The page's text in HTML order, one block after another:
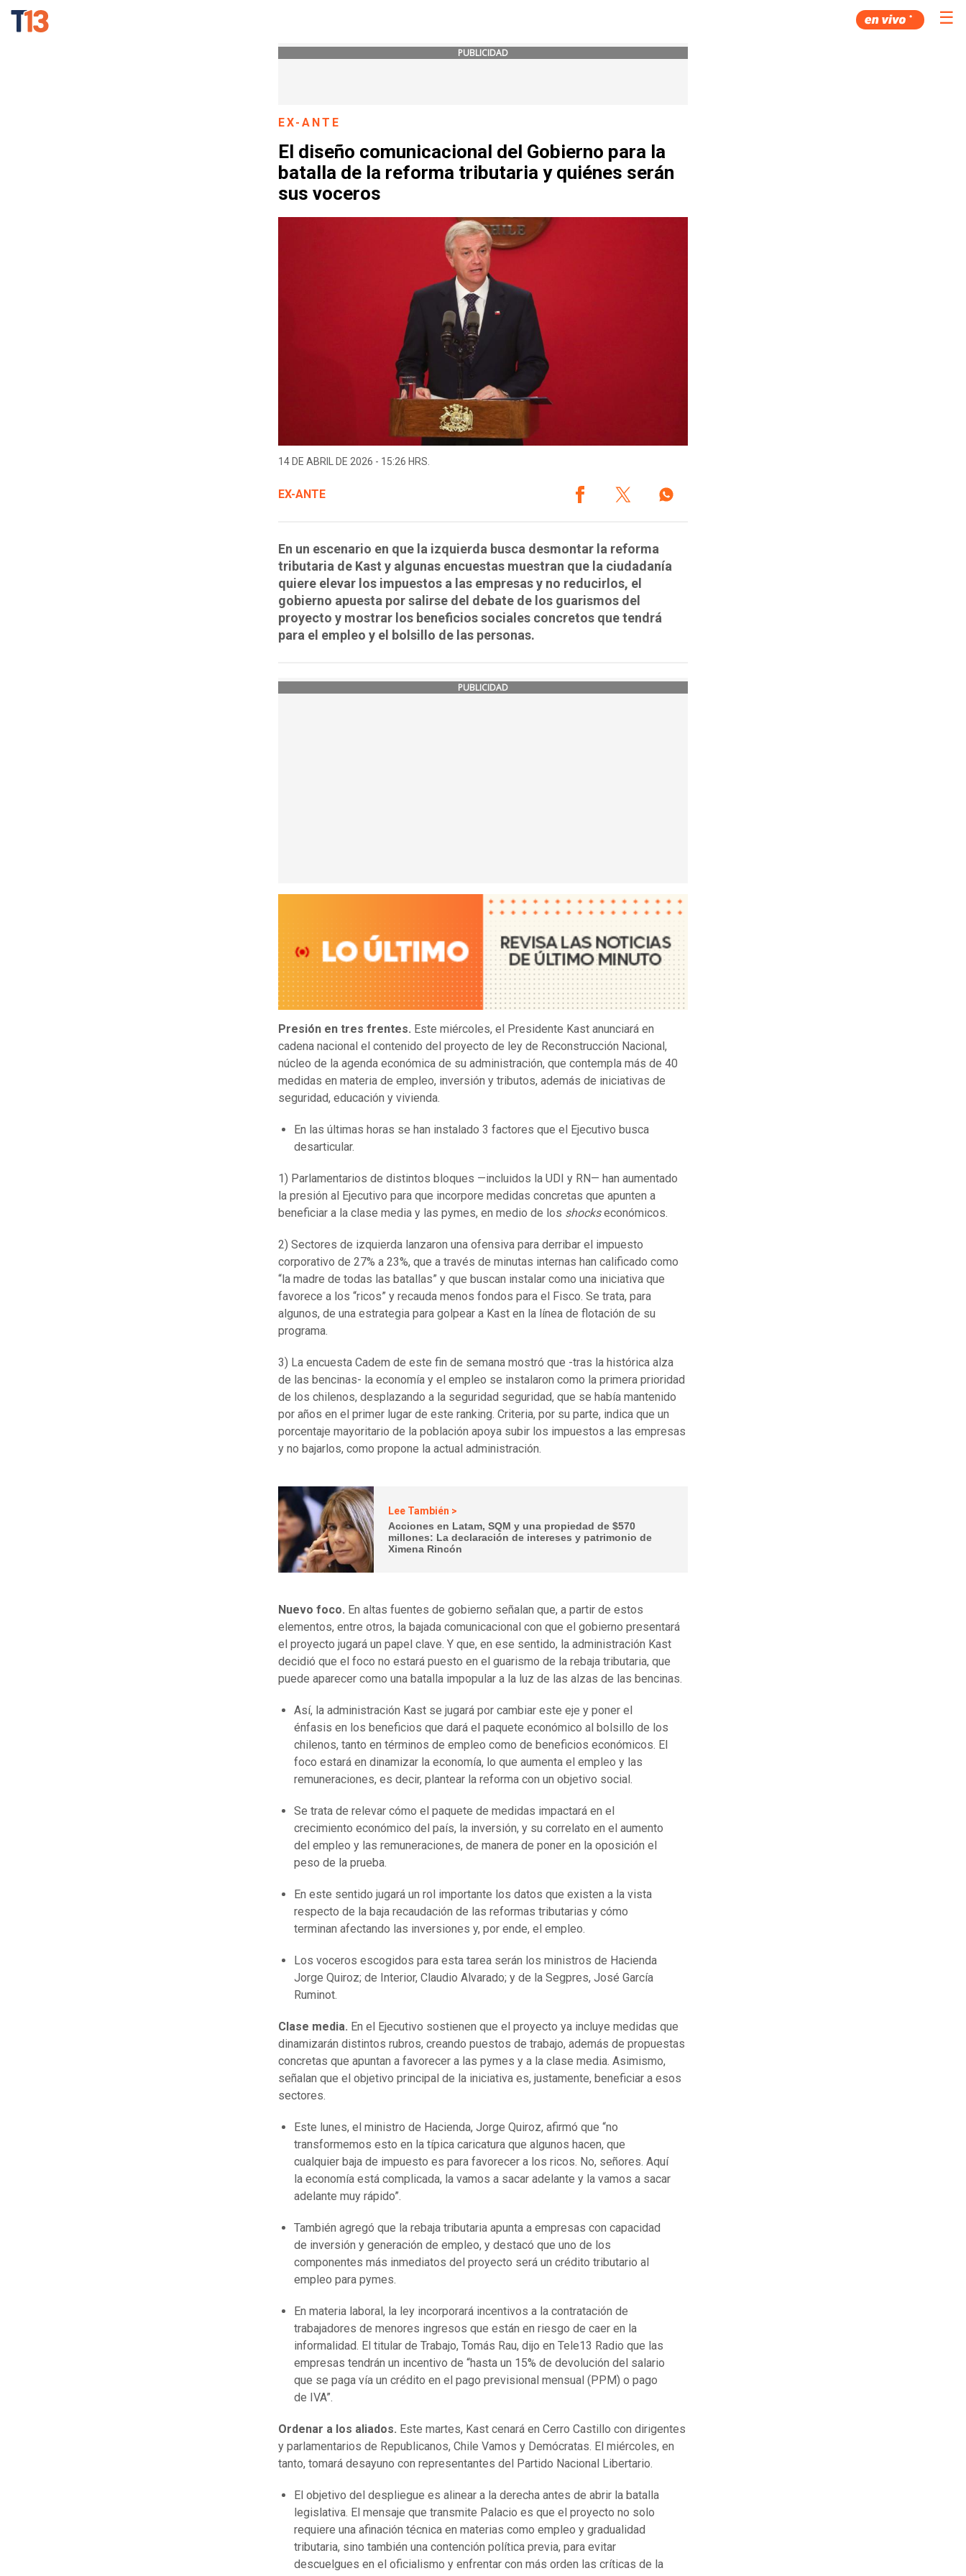
☰
PUBLICIDAD
EX-ANTE
El diseño comunicacional del Gobierno para la
batalla de la reforma tributaria y quiénes serán
sus voceros
14 DE ABRIL DE 2026 - 15:26 HRS.
EX-ANTE
En un escenario en que la izquierda busca desmontar la reforma
tributaria de Kast y algunas encuestas muestran que la ciudadanía
quiere elevar los impuestos a las empresas y no reducirlos, el
gobierno apuesta por salirse del debate de los guarismos del
proyecto y mostrar los beneficios sociales concretos que tendrá
para el empleo y el bolsillo de las personas.
PUBLICIDAD
Presión en tres frentes. Este miércoles, el Presidente Kast anunciará en
cadena nacional el contenido del proyecto de ley de Reconstrucción Nacional,
núcleo de la agenda económica de su administración, que contempla más de 40
medidas en materia de empleo, inversión y tributos, además de iniciativas de
seguridad, educación y vivienda.
En las últimas horas se han instalado 3 factores que el Ejecutivo busca
desarticular.
1) Parlamentarios de distintos bloques —incluidos la UDI y RN— han aumentado
la presión al Ejecutivo para que incorpore medidas concretas que apunten a
beneficiar a la clase media y las pymes, en medio de los shockseconómicos.
2) Sectores de izquierda lanzaron una ofensiva para derribar el impuesto
corporativo de 27% a 23%, que a través de minutas internas han calificado como
“la madre de todas las batallas” y que buscan instalar como una iniciativa que
favorece a los “ricos” y recauda menos fondos para el Fisco. Se trata, para
algunos, de una estrategia para golpear a Kast en la línea de flotación de su
programa.
3) La encuesta Cadem de este fin de semana mostró que -tras la histórica alza
de las bencinas- la economía y el empleo se instalaron como la primera prioridad
de los chilenos, desplazando a la seguridad seguridad, que se había mantenido
por años en el primer lugar de este ranking. Criteria, por su parte, indica que un
porcentaje mayoritario de la población apoya subir los impuestos a las empresas
y no bajarlos, como propone la actual administración.
Lee También >
Acciones en Latam, SQM y una propiedad de $570
millones: La declaración de intereses y patrimonio de
Ximena Rincón
Nuevo foco. En altas fuentes de gobierno señalan que, a partir de estos
elementos, entre otros, la bajada comunicacional con que el gobierno presentará
el proyecto jugará un papel clave. Y que, en ese sentido, la administración Kast
decidió que el foco no estará puesto en el guarismo de la rebaja tributaria, que
puede aparecer como una batalla impopular a la luz de las alzas de las bencinas.
Así, la administración Kast se jugará por cambiar este eje y poner el
énfasis en los beneficios que dará el paquete económico al bolsillo de los
chilenos, tanto en términos de empleo como de beneficios económicos. El
foco estará en dinamizar la economía, lo que aumenta el empleo y las
remuneraciones, es decir, plantear la reforma con un objetivo social.
Se trata de relevar cómo el paquete de medidas impactará en el
crecimiento económico del país, la inversión, y su correlato en el aumento
del empleo y las remuneraciones, de manera de poner en la oposición el
peso de la prueba.
En este sentido jugará un rol importante los datos que existen a la vista
respecto de la baja recaudación de las reformas tributarias y cómo
terminan afectando las inversiones y, por ende, el empleo.
Los voceros escogidos para esta tarea serán los ministros de Hacienda
Jorge Quiroz; de Interior, Claudio Alvarado; y de la Segpres, José García
Ruminot.
Clase media. En el Ejecutivo sostienen que el proyecto ya incluye medidas que
dinamizarán distintos rubros, creando puestos de trabajo, además de propuestas
concretas que apuntan a favorecer a las pymes y a la clase media. Asimismo,
señalan que el objetivo principal de la iniciativa es, justamente, beneficiar a esos
sectores.
Este lunes, el ministro de Hacienda, Jorge Quiroz, afirmó que “no
transformemos esto en la típica caricatura que algunos hacen, que
cualquier baja de impuesto es para favorecer a los ricos. No, señores. Aquí
la economía está complicada, la vamos a sacar adelante y la vamos a sacar
adelante muy rápido”.
También agregó que la rebaja tributaria apunta a empresas con capacidad
de inversión y generación de empleo, y destacó que uno de los
componentes más inmediatos del proyecto será un crédito tributario al
empleo para pymes.
En materia laboral, la ley incorporará incentivos a la contratación de
trabajadores de menores ingresos que están en riesgo de caer en la
informalidad. El titular de Trabajo, Tomás Rau, dijo en Tele13 Radio que las
empresas tendrán un incentivo de “hasta un 15% de devolución del salario
que se paga vía un crédito en el pago previsional mensual (PPM) o pago
de IVA”.
Ordenar a los aliados. Este martes, Kast cenará en Cerro Castillo con dirigentes
y parlamentarios de Republicanos, Chile Vamos y Demócratas. El miércoles, en
tanto, tomará desayuno con representantes del Partido Nacional Libertario.
El objetivo del despliegue es alinear a la derecha antes de abrir la batalla
legislativa. El mensaje que transmite Palacio es que el proyecto no solo
requiere una afinación técnica en materias como empleo y gradualidad
tributaria, sino también una contención política previa, para evitar
descuelgues en el oficialismo y enfrentar con más orden las críticas de la